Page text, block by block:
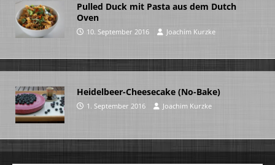
Pulled Duck mit Pasta aus dem Dutch
Oven
10. September 2016 Joachim Kurzke
Heidelbeer-Cheesecake (No-Bake)
1. September 2016 Joachim Kurzke